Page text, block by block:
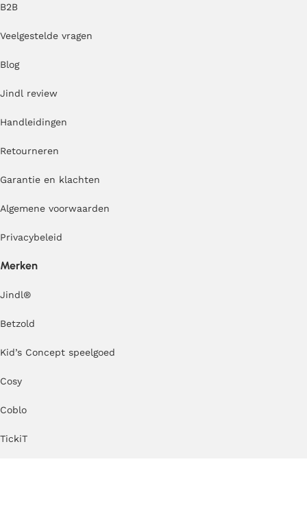
B2B
Veelgestelde vragen
Blog
Jindl review
Handleidingen
Retourneren
Garantie en klachten
Algemene voorwaarden
Privacybeleid
Merken
Jindl®
Betzold
Kid’s Concept speelgoed
Cosy
Coblo
TickiT